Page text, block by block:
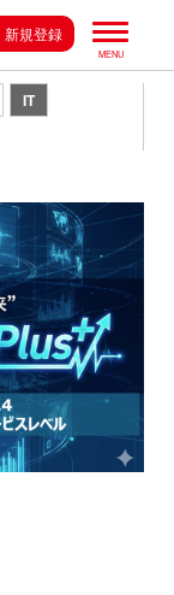
新規登録
IT